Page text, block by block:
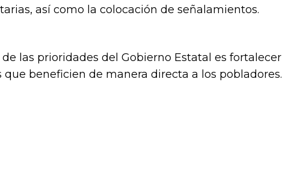
así como la colocación de señalamientos.
las prioridades del Gobierno Estatal es fortalecer
beneficien de manera directa a los pobladores.